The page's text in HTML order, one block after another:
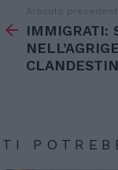
di
Articolo precedente
IMMIGRATI:
TI